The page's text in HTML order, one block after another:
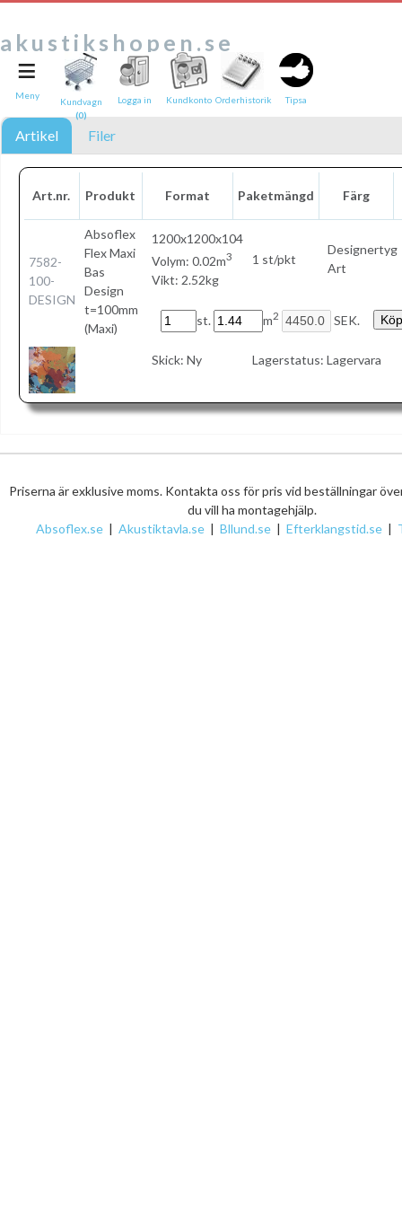
akustikshopen.se
Artikel Filer
Art.nr. Produkt Format Paketmängd Färg
7582-
100-
DESIGN
Absoflex
Flex Maxi
Bas
Design
t=100mm
(Maxi)
1200x1200x104
Volym: 0.02m3
Vikt: 2.52kg
1 st/pkt
Designertyg
Art
st. m2 SEK.
Skick: Ny Lagerstatus: Lagervara
≡
Meny
Kundvagn
(0)
Logga in Kundkonto Orderhistorik Tipsa
Priserna är exklusive moms. Kontakta oss för pris vid beställningar
du vill ha montagehjälp.
Absoflex.se | Akustiktavla.se | Bllund.se | Efterklangstid.se |
Tipsa en vän:
e-post*
Text